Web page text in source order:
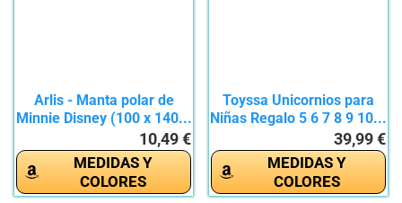
Arlis - Manta polar de
Minnie Disney (100 x 140...
10,49 €
MEDIDAS Y
COLORES
Toyssa Unicornios para
Niñas Regalo 5 6 7 8 9 10...
39,99 €
MEDIDAS Y
COLORES